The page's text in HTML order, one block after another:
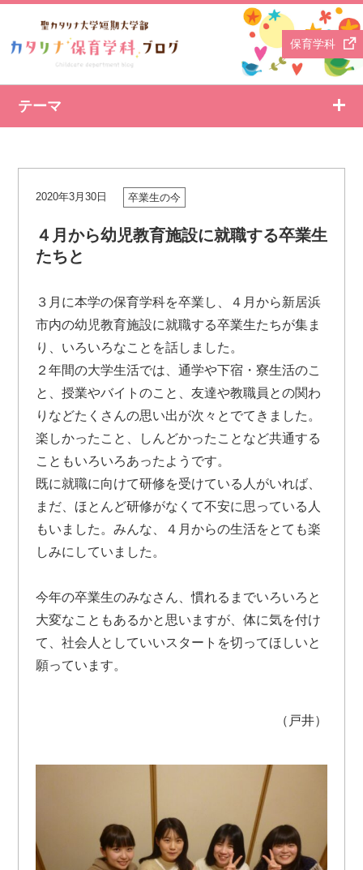
保育学科
テーマ
2020年3月30日 卒業生の今
４月から幼児教育施設に就職する卒業生
たちと
３月に本学の保育学科を卒業し、４月から新居浜
市内の幼児教育施設に就職する卒業生たちが集ま
り、いろいろなことを話しました。
２年間の大学生活では、通学や下宿・寮生活のこ
と、授業やバイトのこと、友達や教職員との関わ
りなどたくさんの思い出が次々とでてきました。
楽しかったこと、しんどかったことなど共通する
こともいろいろあったようです。
既に就職に向けて研修を受けている人がいれば、
まだ、ほとんど研修がなくて不安に思っている人
もいました。みんな、４月からの生活をとても楽
しみにしていました。
今年の卒業生のみなさん、慣れるまでいろいろと
大変なこともあるかと思いますが、体に気を付け
て、社会人としていいスタートを切ってほしいと
願っています。
（戸井）